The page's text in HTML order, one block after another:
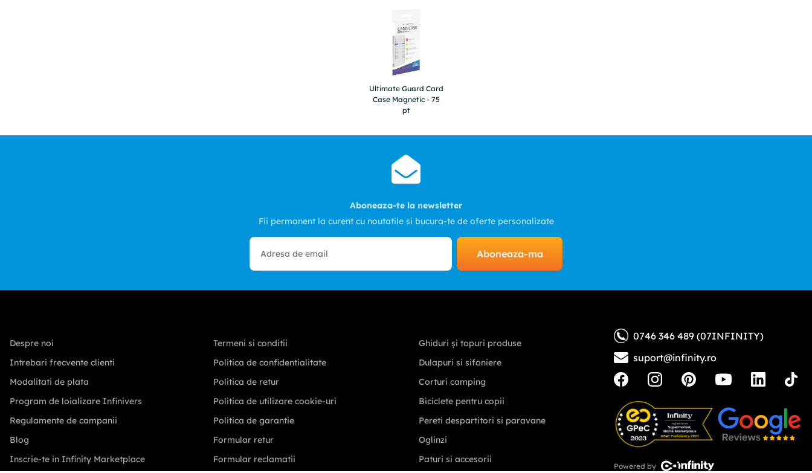
Ultimate Guard Card
Case Magnetic - 75
pt
Aboneaza-te la newsletter
Fii permanent la curent cu noutatile si bucura-te de oferte personalizate
Aboneaza-ma
Despre noi
Intrebari frecvente clienti
Modalitati de plata
Program de loializare Infinivers
Regulamente de campanii
Blog
Inscrie-te in Infinity Marketplace
Termeni si conditii
Politica de confidentialitate
Politica de retur
Politica de utilizare cookie-uri
Politica de garantie
Formular retur
Formular reclamatii
Ghiduri și topuri produse
Dulapuri si sifoniere
Corturi camping
Biciclete pentru copii
Pereti despartitori si paravane
Oglinzi
Paturi si accesorii
0746 346 489 (07INFINITY)
suport@infinity.ro
Powered by